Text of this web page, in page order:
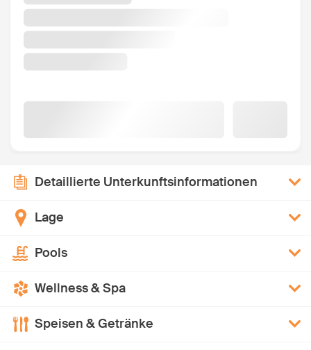
Detaillierte Unterkunftsinformationen
Lage
Pools
Wellness & Spa
Speisen & Getränke